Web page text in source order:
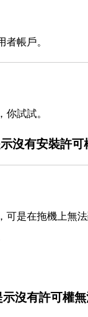
帳戶。
試試。
沒有安裝許可
可是在拖機上無
沒有許可權